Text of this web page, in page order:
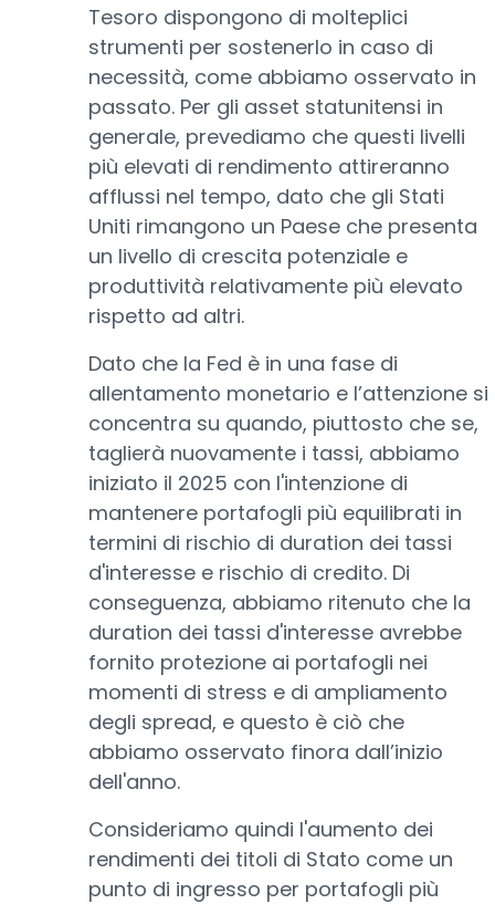
Tesoro dispongono di molteplici
strumenti per sostenerlo in caso di
necessità, come abbiamo osservato in
passato. Per gli asset statunitensi in
generale, prevediamo che questi livelli
più elevati di rendimento attireranno
afflussi nel tempo, dato che gli Stati
Uniti rimangono un Paese che presenta
un livello di crescita potenziale e
produttività relativamente più elevato
rispetto ad altri.
Dato che la Fed è in una fase di
allentamento monetario e l’attenzione si
concentra su quando, piuttosto che se,
taglierà nuovamente i tassi, abbiamo
iniziato il 2025 con l'intenzione di
mantenere portafogli più equilibrati in
termini di rischio di duration dei tassi
d'interesse e rischio di credito. Di
conseguenza, abbiamo ritenuto che la
duration dei tassi d'interesse avrebbe
fornito protezione ai portafogli nei
momenti di stress e di ampliamento
degli spread, e questo è ciò che
abbiamo osservato finora dall’inizio
dell'anno.
Consideriamo quindi l'aumento dei
rendimenti dei titoli di Stato come un
punto di ingresso per portafogli più